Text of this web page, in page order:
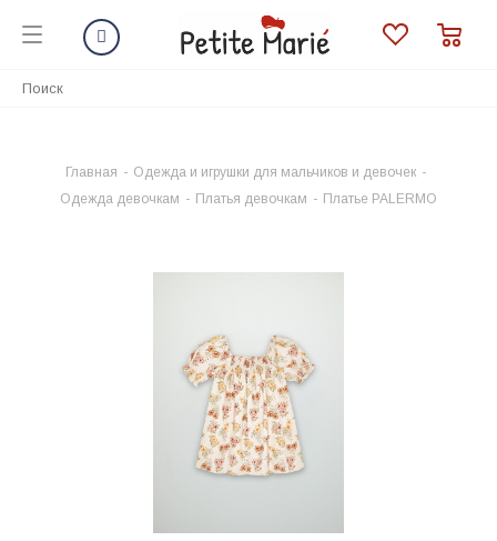
Главная - Одежда и игрушки для мальчиков и девочек -
Одежда девочкам - Платья девочкам - Платье PALERMO